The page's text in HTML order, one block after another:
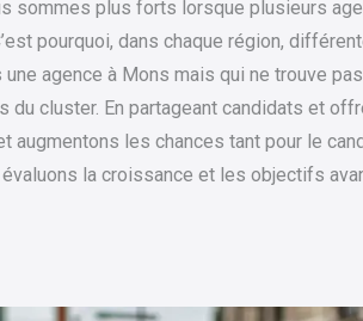
sommes plus forts lorsque plusieurs
pourquoi, dans chaque région,
une agence à Mons mais qui ne trouve
du cluster. En partageant candidats et
augmentons les chances tant pour le
la croissance et les objectifs